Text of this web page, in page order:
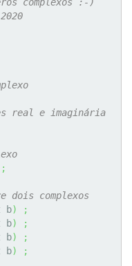
real e imaginária
;
dois complexos
b)
;
b)
;
b)
;
b) ;